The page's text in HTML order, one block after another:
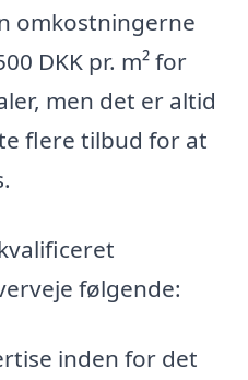
omkostningerne
DKK pr. m² for
men det er altid
flere tilbud for at
følgende:
inden for det